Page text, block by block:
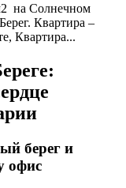
на Солнечном
Квартира –
Квартира...
берег и
офис